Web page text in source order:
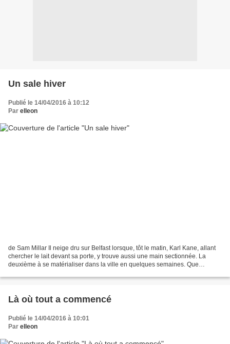
Un sale hiver
Publié le 14/04/2016 à 10:12
Par elleon
de Sam Millar Il neige dru sur Belfast lorsque, tôt le matin, Karl Kane, allant
chercher le lait devant sa porte, y trouve aussi une main sectionnée. La
deuxième à se matérialiser dans la ville en quelques semaines. Que
Là où tout a commencé
Publié le 14/04/2016 à 10:01
Par elleon